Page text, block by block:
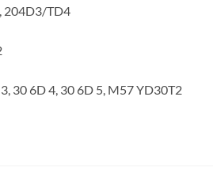
204D3/TD4
30 6D 4, 30 6D 5, M57 YD30T2